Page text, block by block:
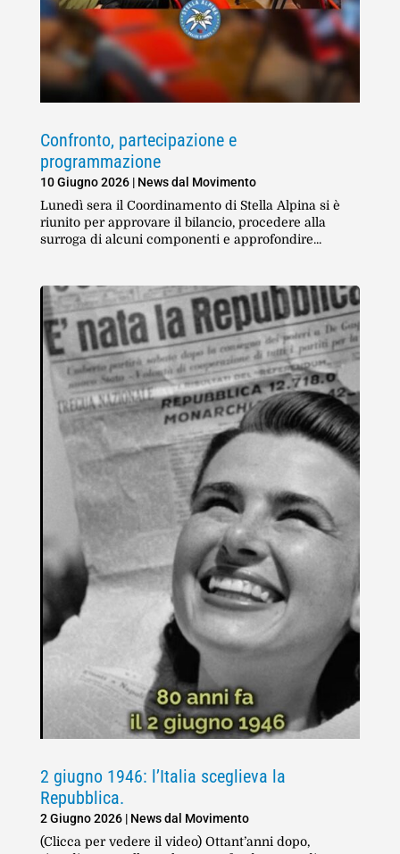
Confronto, partecipazione e
programmazione
10 Giugno 2026| News dal Movimento
Lunedì sera il Coordinamento di Stella Alpina si è
riunito per approvare il bilancio, procedere alla
surroga di alcuni componenti e approfondire...
2 giugno 1946: l’Italia sceglieva la
Repubblica.
2 Giugno 2026| News dal Movimento
(Clicca per vedere il video) Ottant’anni dopo,